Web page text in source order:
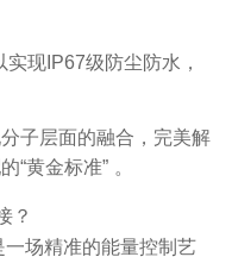
实现 IP67级防尘防水，
子层面的融合，完美解
“黄金标准” 。
？
一场精准的能量控制艺